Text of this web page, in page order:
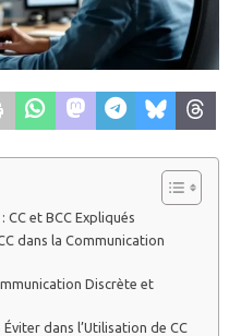
et BCC Expliqués
dans la Communication
Discrète et
dans l’Utilisation de CC